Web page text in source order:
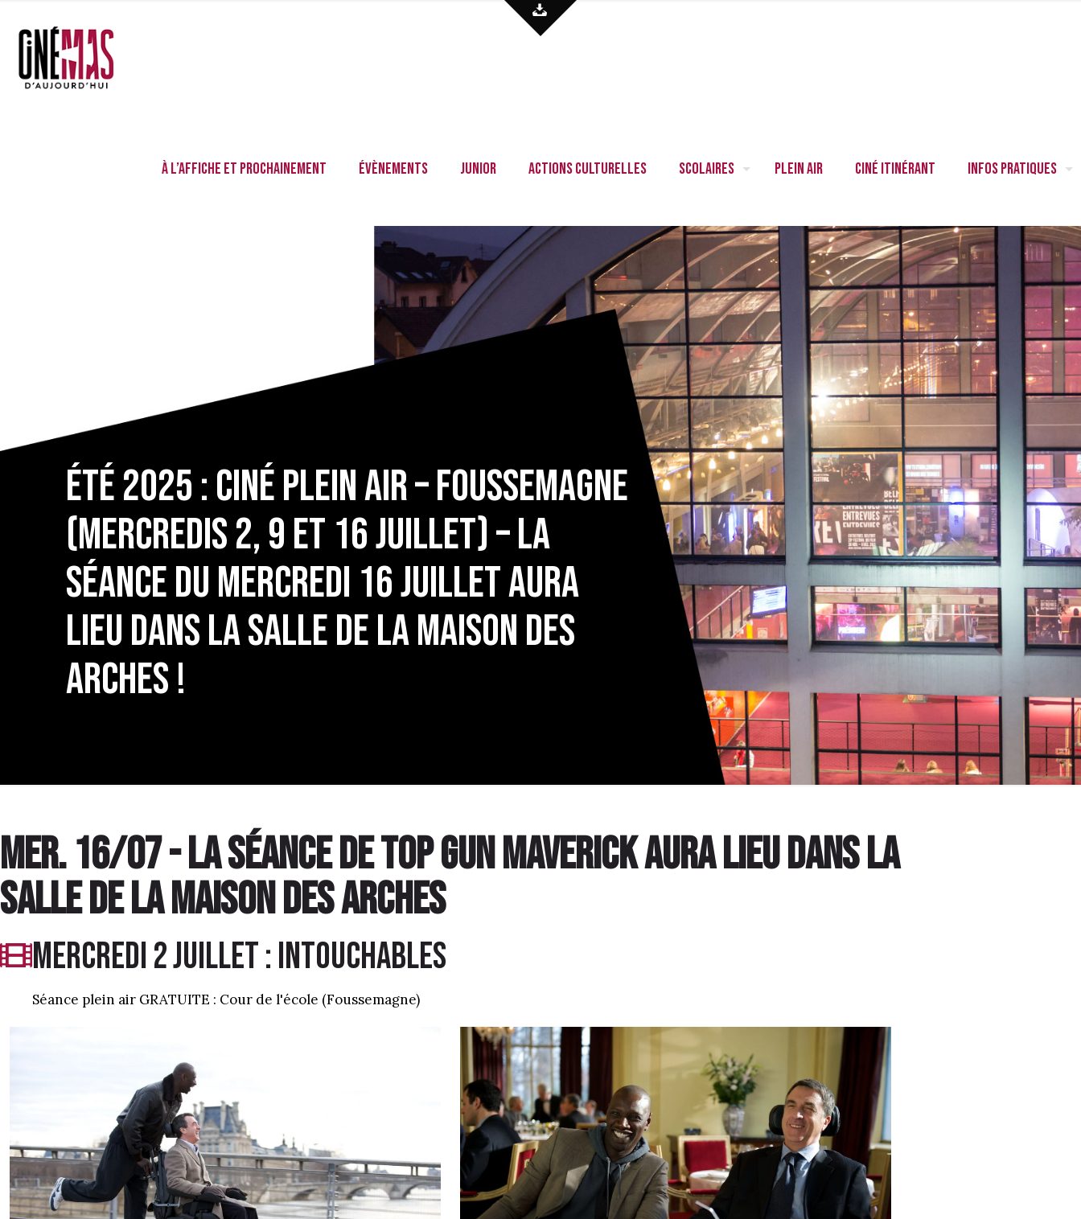
À l’affiche et prochainement Évènements Junior Actions culturelles Scolaires Plein air Ciné itinérant Infos pratiques
ÉTÉ 2025 : Ciné Plein Air – Foussemagne
(Mercredis 2, 9 et 16 juillet) – La
séance du mercredi 16 juillet aura
lieu dans la salle de la Maison des
Arches !
Mer. 16/07 - La séance de top gun maverick aura lieu dans la
salle de la maison des arches
MERCREDI 2 juillet : iNTOUCHABLES
Séance plein air GRATUITE : Cour de l'école (Foussemagne)